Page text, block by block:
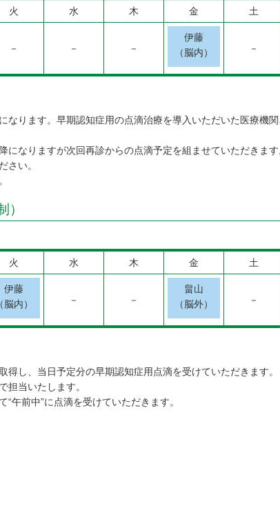
火 水 木 金 土
－ － －
伊藤
（脳内）
－
になります。早期認知症用の点滴治療を導入いただいた医療機関
になりますが次回再診からの点滴予定を組ませていただきます
さい。
）
火 水 木 金 土
伊藤
（脳内）
－ －
畠山
（脳外）
－
得し、当日予定分の早期認知症用点滴を受けていただきます。
担当いたします。
午前中”に点滴を受けていただきます。